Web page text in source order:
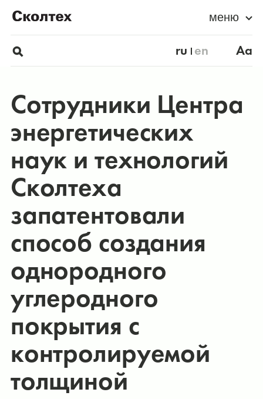
меню
ru en Aa
Сотрудники Центра
энергетических
наук и технологий
Сколтеха
запатентовали
способ создания
однородного
углеродного
покрытия с
контролируемой
толщиной